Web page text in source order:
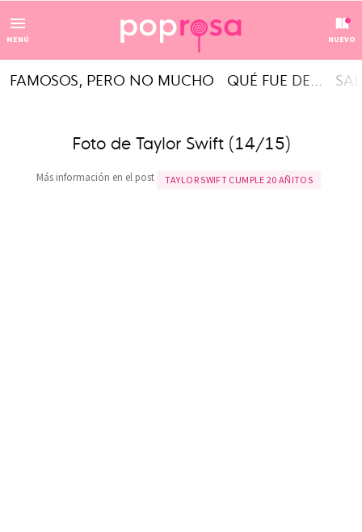
MENÚ NUEVO
FAMOSOS, PERO NO MUCHO QUÉ FUE DE...
Foto de Taylor Swift (14/15)
Más información en el post TAYLOR SWIFT CUMPLE 20 AÑITOS